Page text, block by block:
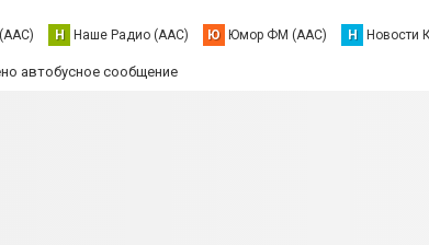
Н Наше Радио (AAC) Ю Юмор ФМ (AAC) Н Новости
автобусное сообщение